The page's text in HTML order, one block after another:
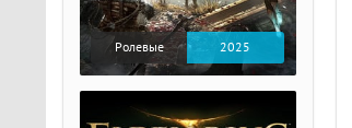
Ролевые 2025